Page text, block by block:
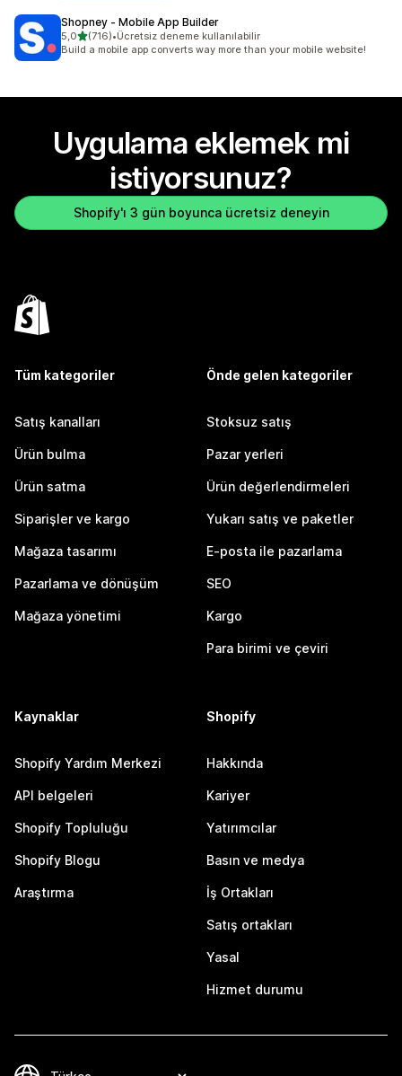
Shopney ‑ Mobile App Builder
5,05 yıldız üzerinden
(716)
toplam 716 değerlendirme
•Ücretsiz deneme kullanılabilir
Build a mobile app converts way more than your mobile website!
Uygulama eklemek mi
istiyorsunuz?
Shopify'ı 3 gün boyunca ücretsiz deneyin
Tüm kategoriler
Satış kanalları
Ürün bulma
Ürün satma
Siparişler ve kargo
Mağaza tasarımı
Pazarlama ve dönüşüm
Mağaza yönetimi
Önde gelen kategoriler
Stoksuz satış
Pazar yerleri
Ürün değerlendirmeleri
Yukarı satış ve paketler
E-posta ile pazarlama
SEO
Kargo
Para birimi ve çeviri
Kaynaklar
Shopify Yardım Merkezi
API belgeleri
Shopify Topluluğu
Shopify Blogu
Araştırma
Shopify
Hakkında
Kariyer
Yatırımcılar
Basın ve medya
İş Ortakları
Satış ortakları
Yasal
Hizmet durumu